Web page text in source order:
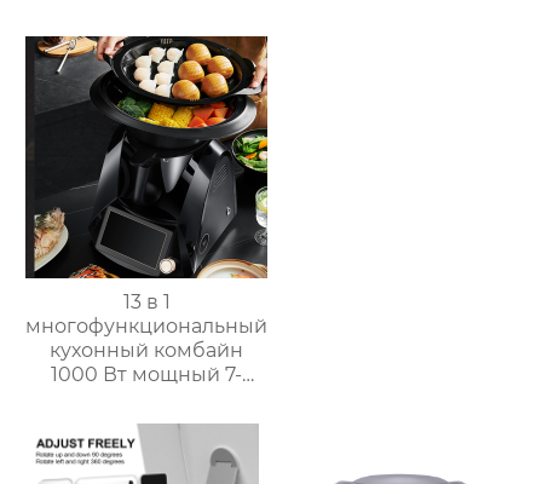
предустановленными
функциями Духовка
Электрическая
интеллектуальная
воздушная
фритюрница
Хрустящий Готовит
без масла
13 в 1
многофункциональный
кухонный комбайн
1000 Вт мощный 7-
кухонный комбайн
многофункциональный
кухонный комбайн